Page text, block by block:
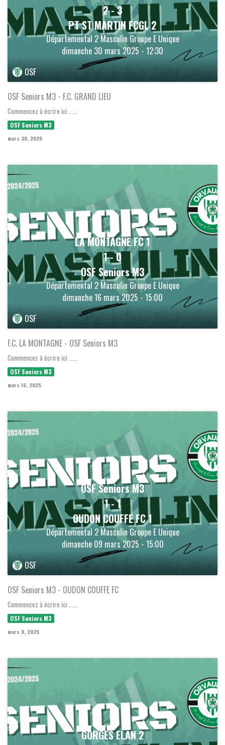
2-3
PT ST MARTIN FCGL 2
Départemental 2 Masculin Groupe E Unique
dimanche 30 mars 2025 - 12:30
OSF
OSF Seniors M3 - F.C. GRAND LIEU
Commencez à écrire ici ......
OSF Seniors M3
mars 30, 2025
LA MONTAGNE FC 1
1-0
OSF Seniors M3
Départemental 2 Masculin Groupe E Unique
dimanche 16 mars 2025 - 15:00
OSF
F.C. LA MONTAGNE - OSF Seniors M3
Commencez à écrire ici ......
OSF Seniors M3
mars 16, 2025
OSF Seniors M3
1-1
OUDON COUFFE FC 1
Départemental 2 Masculin Groupe E Unique
dimanche 09 mars 2025 - 15:00
OSF
OSF Seniors M3 - OUDON COUFFE FC
Commencez à écrire ici ......
OSF Seniors M3
mars 9, 2025
GORGES ELAN 2